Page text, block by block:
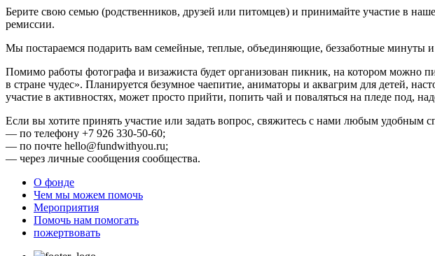
Берите свою семью (родственников, друзей или питомцев) и принимайте участие в
ремиссии.
Мы постараемся подарить вам семейные, теплые, объединяющие, беззаботные минуты
Помимо работы фотографа и визажиста будет организован пикник, на котором можно
в стране чудес». Планируется безумное чаепитие, аниматоры и аквагрим для детей,
участие в активностях, может просто прийти, попить чай и поваляться на пледе под,
Если вы хотите принять участие или задать вопрос, свяжитесь с нами любым удобным
— по телефону +7 926 330-50-60;
— по почте hello@fundwithyou.ru;
— через личные сообщения сообщества.
О фонде
Чем мы можем помочь
Мероприятия
Помочь нам помогать
пожертвовать